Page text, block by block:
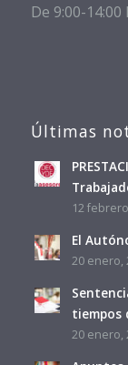
De 9:00-14:00
Últimas
12
El
20 enero,
tiempos
20 enero,